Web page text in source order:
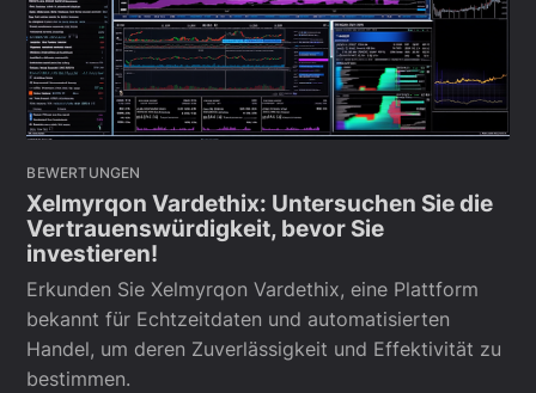
BEWERTUNGEN
Xelmyrqon Vardethix: Untersuchen Sie die
Vertrauenswürdigkeit, bevor Sie
investieren!
Erkunden Sie Xelmyrqon Vardethix, eine Plattform
bekannt für Echtzeitdaten und automatisierten
Handel, um deren Zuverlässigkeit und Effektivität zu
bestimmen.